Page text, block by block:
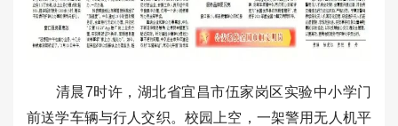
清晨7时许，湖北省宜昌市伍家岗区实验中小学门
前送学车辆与行人交织。校园上空，一架警用无人机平